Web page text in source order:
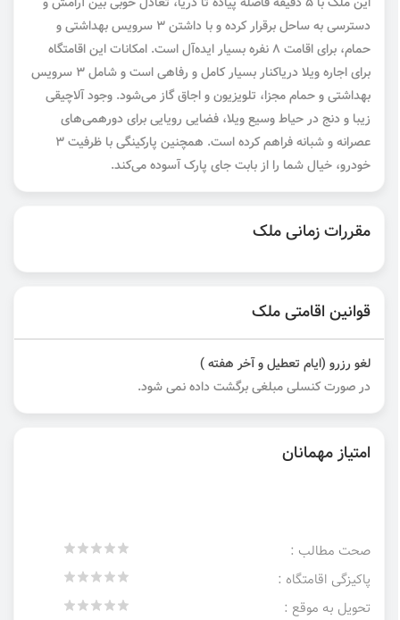
دسترسی به ساحل برقرار کرده و با داشتن ۳ سرویس بهداشتی و
حمام، برای اقامت ۸ نفره بسیار ایده‌آل است. امکانات این اقامتگاه
برای اجاره ویلا دریاکنار بسیار کامل و رفاهی است و شامل ۳ سرویس
بهداشتی و حمام مجزا، تلویزیون و اجاق گاز می‌شود. وجود آلاچیقی
زیبا و دنج در حیاط وسیع ویلا، فضایی رویایی برای دورهمی‌های
عصرانه و شبانه فراهم کرده است. همچنین پارکینگی با ظرفیت ۳
خودرو، خیال شما را از بابت جای پارک آسوده می‌کند.
مقررات زمانی ملک
قوانین اقامتی ملک
لغو رزرو (ایام تعطیل و آخر هفته )
در صورت کنسلی مبلغی برگشت داده نمی شود.
امتیاز مهمانان
صحت مطالب :
پاکیزگی اقامتگاه :
تحویل به موقع :